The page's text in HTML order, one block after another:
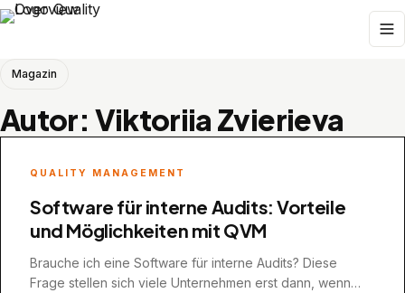
Magazin
Autor: Viktoriia Zvierieva
QUALITY MANAGEMENT
Software für interne Audits: Vorteile
und Möglichkeiten mit QVM
Brauche ich eine Software für interne Audits? Diese
Frage stellen sich viele Unternehmen erst dann, wenn